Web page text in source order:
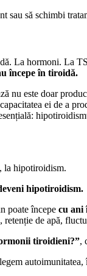
sau să schimbi
La hormoni. La
începe în tiroidă.
nu este doar
ei de a
la hipotiroidism.
hipotiroidism.
poate începe cu ani
de apă,
tiroidieni?”,